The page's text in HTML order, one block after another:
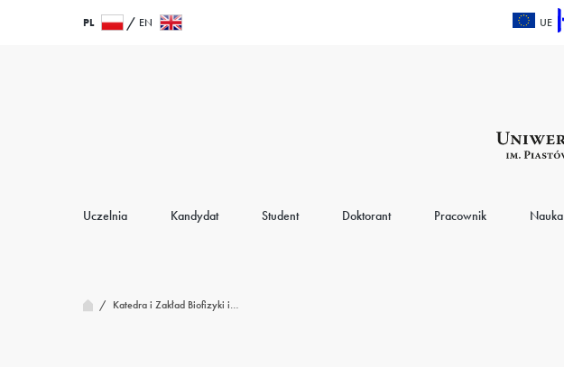
PL EN UE
Uczelnia Kandydat Student Doktorant Pracownik Nauka
/ Katedra i Zakład Biofizyki i…